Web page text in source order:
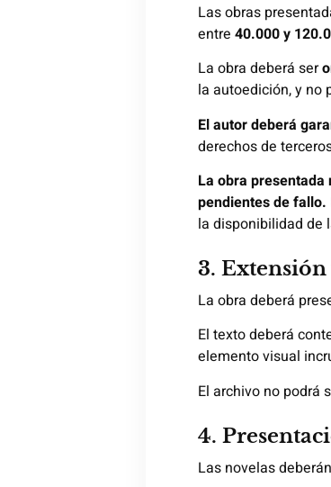
Las obras
entre 40.000 y
La obra deberá ser
la autoedición, y no
El autor deberá
derechos de
La obra
pendientes de fallo.
la disponibilidad de
3.
La obra deberá
El texto deberá
elemento visual
El archivo no podrá
4.
Las novelas